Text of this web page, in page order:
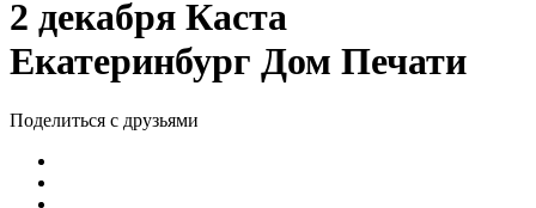
2 декабря Каста
Екатеринбург Дом Печати
Поделиться с друзьями